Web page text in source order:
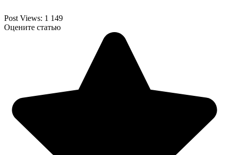
Post Views: 1 149
Оцените статью